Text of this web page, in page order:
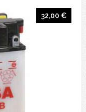
32,00 €